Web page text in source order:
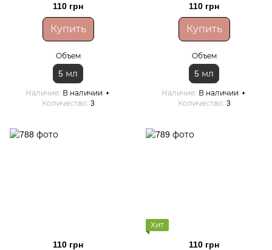
110 грн
Купить
Объем
5 мл
Наличие В наличии
Количество 3
110 грн
Купить
Объем
5 мл
Наличие В наличии
Количество 3
110 грн
Хит
110 грн